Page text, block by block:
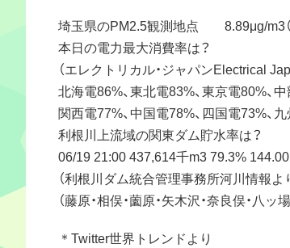
埼玉県のPM2.5観測地点 8.89μg/m3（
本日の電力最大消費率は？
（エレクトリカル・ジャパンElectrical
北海電86%、東北電83%、東京電80%、
関西電77%、中国電78%、四国電73%、
利根川上流域の関東ダム貯水率は？
06/19 21:00 437,614千m3 79.3%
（利根川ダム統合管理事務所河川情報よ
（藤原・相俣・薗原・矢木沢・奈良俣・八
＊Twitter世界トレンドより